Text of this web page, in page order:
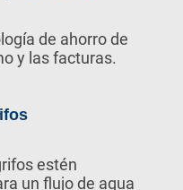
de ahorro de
y las facturas.
estén
un flujo de agua